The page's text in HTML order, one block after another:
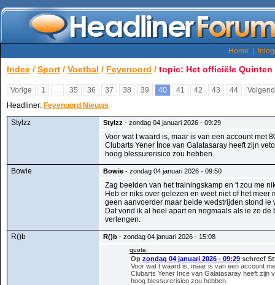
Home
Index / Sport / Voetbal / Feyenoord / topic: Het officiële Quinten
Vorige 1 ... 35 36 37 38 39 40 41 42 43 44
Headliner: Feyenoord Nieuws
Stylzz
Stylzz - zondag 04 januari 2026 - 09:29
Voor wat t waard is, maar is van een account met
Clubarts Yener İnce van Galatasaray heeft zijn
hoog blessurerisico zou hebben.
Bowie
Bowie - zondag 04 januari 2026 - 09:50
Zag beelden van het trainingskamp en 't zou me
Heb er niks over gelezen en weet niet of het
geen aanvoerder maar beide wedstrijden stond ie
Dat vond ik al heel apart en nogmaals als ie zo
verlengen.
R()b
R()b - zondag 04 januari 2026 - 15:08
quote:
Op zondag 04 januari 2026 - 09:29 schreef
Voor wat t waard is, maar is van een account
Clubarts Yener İnce van Galatasaray heeft zijn
hoog blessurerisico zou hebben.